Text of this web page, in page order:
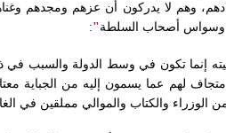
وهم لا يدركون أن عزهم ومجدهم
"وسواس أصحاب السلطة"
:
إنما تكون في وسط الدولة والسبب في
لهم عما يسمون إليه من الجباية
من الوزراء والكتاب والموالي